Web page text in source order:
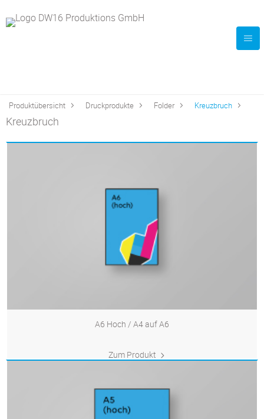
Produktübersicht Druckprodukte Folder Kreuzbruch
Kreuzbruch
A6 Hoch / A4 auf A6
Zum Produkt